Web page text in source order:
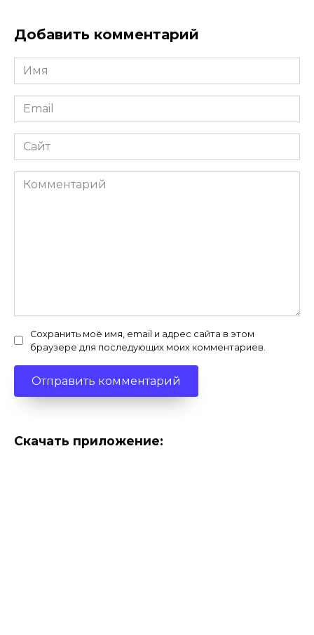
Добавить комментарий
Имя
*
Email
*
Сайт
Комментарий
Сохранить моё имя, email и адрес сайта в этом
браузере для последующих моих комментариев.
Скачать приложение: